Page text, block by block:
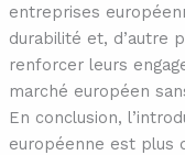
entreprises
durabilité et, d’autre
renforcer leurs
marché européen
En conclusion,
européenne est plus